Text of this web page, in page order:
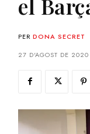
el
PER DONA SECRET
27 D'AGOST DE 2020